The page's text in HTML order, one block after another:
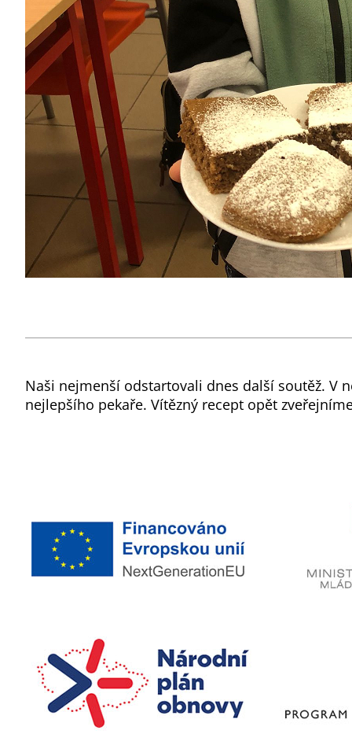
Naši nejmenší odstartovali dnes další soutěž. V
nejlepšího pekaře. Vítězný recept opět